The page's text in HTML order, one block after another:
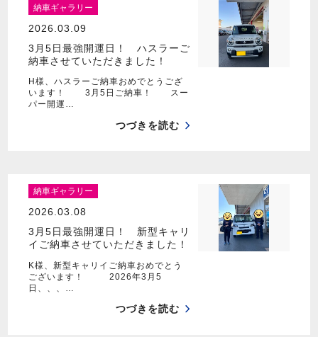
納車ギャラリー
2026.03.09
3月5日最強開運日！ ハスラーご
納車させていただきました！
H様、ハスラーご納車おめでとうござ
います！ 3月5日ご納車！ スー
パー開運…
つづきを読む
納車ギャラリー
2026.03.08
3月5日最強開運日！ 新型キャリ
イご納車させていただきました！
K様、新型キャリイご納車おめでとう
ございます！ 2026年3月5
日、、、…
つづきを読む